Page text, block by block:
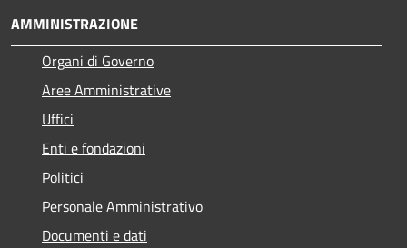
AMMINISTRAZIONE
Organi di Governo
Aree Amministrative
Uffici
Enti e fondazioni
Politici
Personale Amministrativo
Documenti e dati